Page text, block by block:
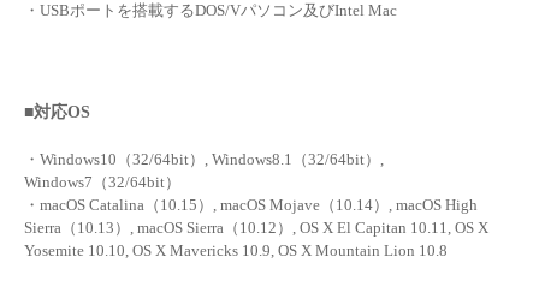
・USBポートを搭載するDOS/Vパソコン及びIntel Mac
■対応OS
・Windows10（32/64bit）, Windows8.1（32/64bit）,
Windows7（32/64bit）
・macOS Catalina（10.15）, macOS Mojave（10.14）, macOS High
Sierra（10.13）, macOS Sierra（10.12）, OS X El Capitan 10.11, OS X
Yosemite 10.10, OS X Mavericks 10.9, OS X Mountain Lion 10.8